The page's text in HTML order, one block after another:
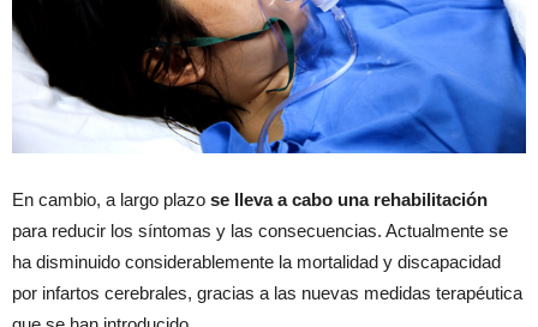
En cambio, a largo plazo se lleva a cabo una rehabilitación
para reducir los síntomas y las consecuencias. Actualmente se
ha disminuido considerablemente la mortalidad y discapacidad
por infartos cerebrales, gracias a las nuevas medidas terapéutica